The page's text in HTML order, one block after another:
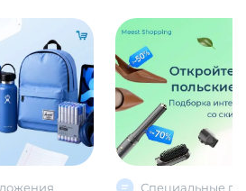
Специальные